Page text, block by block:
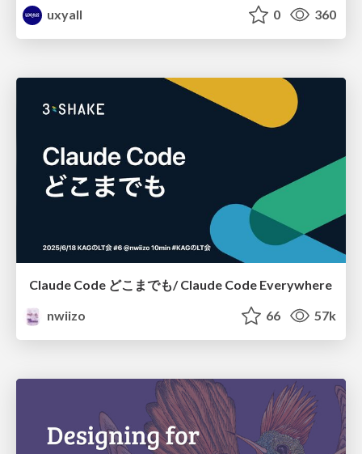
uxyall
0 360
Claude Code どこまでも/ Claude Code Everywhere
nwiizo
66 57k